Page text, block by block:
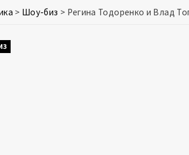
> Шоу-биз > Регина Тодоренко и Влад